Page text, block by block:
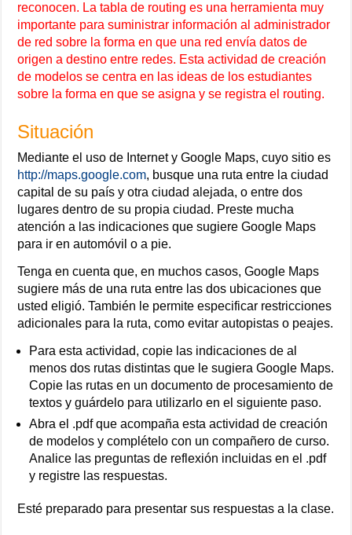
reconocen. La tabla de routing es una herramienta muy
importante para suministrar información al administrador
de red sobre la forma en que una red envía datos de
origen a destino entre redes. Esta actividad de creación
de modelos se centra en las ideas de los estudiantes
sobre la forma en que se asigna y se registra el routing.
Situación
Mediante el uso de Internet y Google Maps, cuyo sitio es
http://maps.google.com, busque una ruta entre la ciudad
capital de su país y otra ciudad alejada, o entre dos
lugares dentro de su propia ciudad. Preste mucha
atención a las indicaciones que sugiere Google Maps
para ir en automóvil o a pie.
Tenga en cuenta que, en muchos casos, Google Maps
sugiere más de una ruta entre las dos ubicaciones que
usted eligió. También le permite especificar restricciones
adicionales para la ruta, como evitar autopistas o peajes.
Para esta actividad, copie las indicaciones de al
menos dos rutas distintas que le sugiera Google Maps.
Copie las rutas en un documento de procesamiento de
textos y guárdelo para utilizarlo en el siguiente paso.
Abra el .pdf que acompaña esta actividad de creación
de modelos y complételo con un compañero de curso.
Analice las preguntas de reflexión incluidas en el .pdf
y registre las respuestas.
Esté preparado para presentar sus respuestas a la clase.